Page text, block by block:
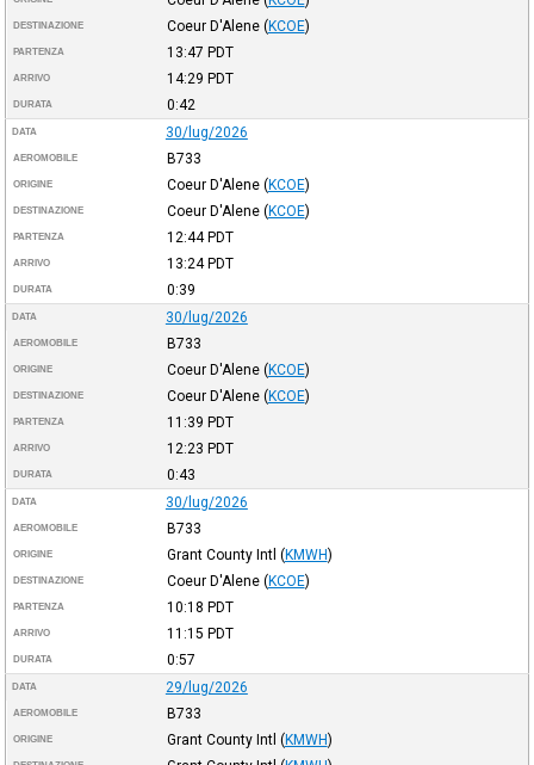
DESTINAZIONE Coeur D'Alene (KCOE)
PARTENZA 13:47 PDT
ARRIVO 14:29 PDT
DURATA 0:42
DATA 30/lug/2026
AEROMOBILE B733
ORIGINE Coeur D'Alene (KCOE)
DESTINAZIONE Coeur D'Alene (KCOE)
PARTENZA 12:44 PDT
ARRIVO 13:24 PDT
DURATA 0:39
DATA 30/lug/2026
AEROMOBILE B733
ORIGINE Coeur D'Alene (KCOE)
DESTINAZIONE Coeur D'Alene (KCOE)
PARTENZA 11:39 PDT
ARRIVO 12:23 PDT
DURATA 0:43
DATA 30/lug/2026
AEROMOBILE B733
ORIGINE Grant County Intl (KMWH)
DESTINAZIONE Coeur D'Alene (KCOE)
PARTENZA 10:18 PDT
ARRIVO 11:15 PDT
DURATA 0:57
DATA 29/lug/2026
AEROMOBILE B733
ORIGINE Grant County Intl (KMWH)